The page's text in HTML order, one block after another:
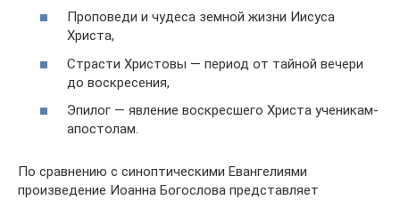
Проповеди и чудеса земной жизни Иисуса
Христа,
Страсти Христовы — период от тайной вечери
до воскресения,
Эпилог — явление воскресшего Христа ученикам-
апостолам.
По сравнению с синоптическими Евангелиями
произведение Иоанна Богослова представляет